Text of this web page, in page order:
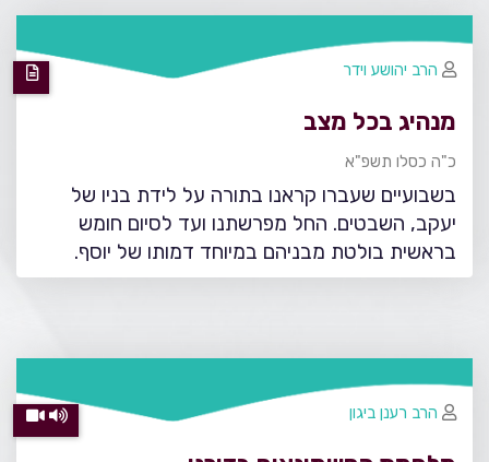
מנהיג בכל מצב
כ"ה כסלו תשפ"א
בשבועיים שעברו קראנו בתורה על לידת בניו של
יעקב, השבטים. החל מפרשתנו ועד לסיום חומש
בראשית בולטת מבניהם במיוחד דמותו של יוסף.
הרב יהושע וידר
הרב רענן ביגון